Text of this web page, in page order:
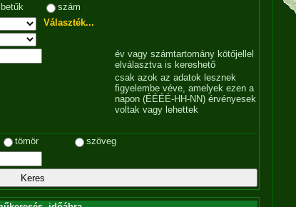
betűk
szám
Választék...
év vagy számtartomány kötőjellel
elválasztva is kereshető
csak azok az adatok lesznek
figyelembe véve, amelyek ezen a
napon (ÉÉÉÉ-HH-NN) érvényesek
voltak vagy lehettek
tömör
szöveg